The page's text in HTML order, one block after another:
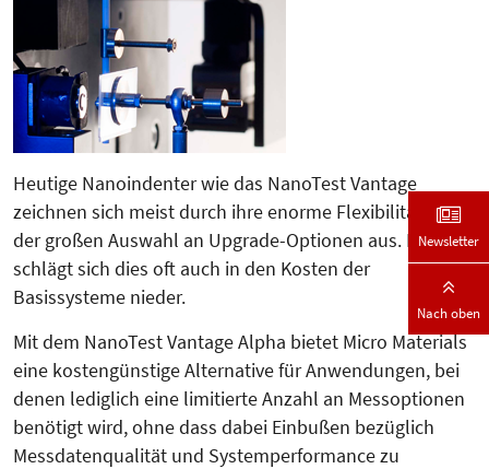
Heutige Nanoindenter wie das Nano­Test Vantage
zeichnen sich meist durch ihre enorme Flexibilität und
der großen Auswahl an Upgrade-Optionen aus. Leider
schlägt sich dies oft auch in den Kosten der
Basissysteme nieder.
Mit dem NanoTest Vantage Alpha bietet Micro Materials
eine kostengünstige Alternative für Anwendungen, bei
denen lediglich eine limitierte An­zahl an Messoptionen
be­nötigt wird, ohne dass dabei Einbußen bezüglich
Messdatenqualität und Sys­tem­performance zu
Newsletter
Nach oben